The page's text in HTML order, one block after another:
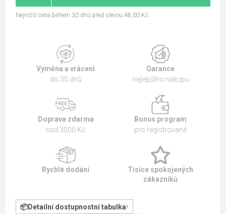
Nejnižší cena během 30 dnů před slevou:48,00 Kč
Výměna a vrácení
do 30 dnů
Garance
nejlepšího nákupu
Doprava zdarma
nad 3000 Kč
Bonus program
pro registrované
Rychlé dodání
Tisíce spokojených
zákazníků
Detailní dostupnostní tabulka